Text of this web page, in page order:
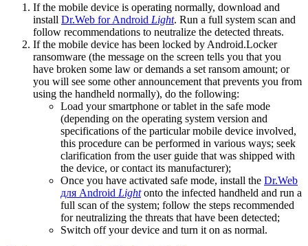
If the mobile device is operating normally, download and
install Dr.Web for Android Light. Run a full system scan and
follow recommendations to neutralize the detected threats.
If the mobile device has been locked by Android.Locker
ransomware (the message on the screen tells you that you
have broken some law or demands a set ransom amount; or
you will see some other announcement that prevents you from
using the handheld normally), do the following:
Load your smartphone or tablet in the safe mode
(depending on the operating system version and
specifications of the particular mobile device involved,
this procedure can be performed in various ways; seek
clarification from the user guide that was shipped with
the device, or contact its manufacturer);
Once you have activated safe mode, install the Dr.Web
для Android Lightonto the infected handheld and run a
full scan of the system; follow the steps recommended
for neutralizing the threats that have been detected;
Switch off your device and turn it on as normal.